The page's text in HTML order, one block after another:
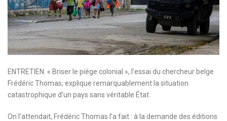
ENTRETIEN. « Briser le piège colonial », l’essai du chercheur belge
Frédéric Thomas, explique remarquablement la situation
catastrophique d’un pays sans véritable État.
On l’attendait, Frédéric Thomas l’a fait : à la demande des éditions